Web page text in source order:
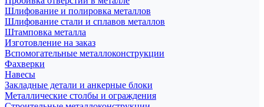
Шлифование и полировка металлов
Шлифование стали и сплавов металлов
Штамповка металла
Изготовление на заказ
Вспомогательные металлоконструкции
Фахверки
Навесы
Закладные детали и анкерные блоки
Металлические столбы и ограждения